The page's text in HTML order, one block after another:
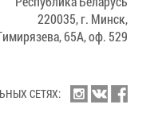
220035, г. Минск,
65А, оф. 529
СЕТЯХ: